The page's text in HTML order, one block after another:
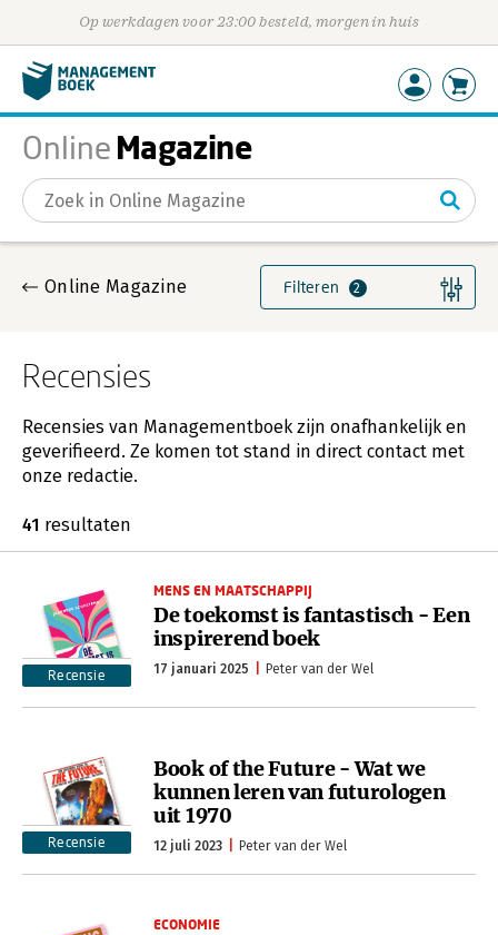
Op werkdagen voor 23:00 besteld, morgen in huis
Online Magazine
Gevonden artikelen
Online Magazine Filteren 2
Recensies
Recensies van Managementboek zijn onafhankelijk en
geverifieerd. Ze komen tot stand in direct contact met
onze redactie.
41 resultaten
Recensie
MENS EN MAATSCHAPPIJ
De toekomst is fantastisch - Een
inspirerend boek
17 januari 2025 Peter van der Wel
Recensie
Book of the Future - Wat we
kunnen leren van futurologen
uit 1970
12 juli 2023 Peter van der Wel
ECONOMIE